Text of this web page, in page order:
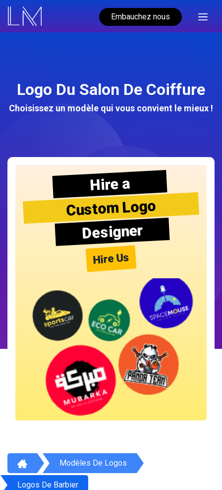
Embauchez nous
Logo Du Salon De Coiffure
Choisissez un modèle qui vous convient le mieux !
Hire a
Custom Logo
Designer
Hire Us
Modèles De Logos
Logos De Barbier